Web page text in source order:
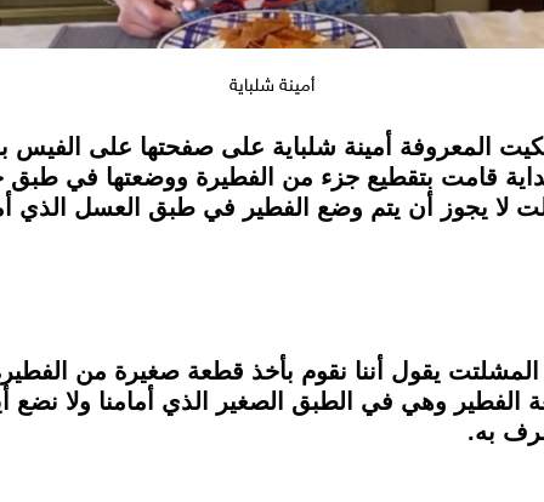
أمينة شلباية
المعروفة أمينة شلباية على صفحتها على
قامت بتقطيع جزء من الفطيرة ووضعتها في
لا يجوز أن يتم وضع الفطير في طبق العسل الذي
المشلتت يقول أننا نقوم بأخذ قطعة صغيرة من
وهي في الطبق الصغير الذي أمامنا ولا نضع
به.